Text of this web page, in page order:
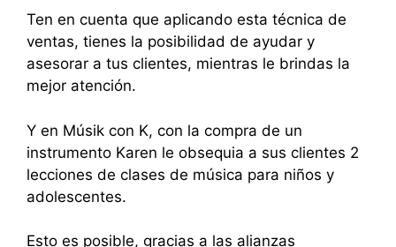
Ten en cuenta que aplicando esta técnica de
ventas, tienes la posibilidad de ayudar y
asesorar a tus clientes, mientras le brindas la
mejor atención.
Y en Músik con K, con la compra de un
instrumento Karen le obsequia a sus clientes 2
lecciones de clases de música para niños y
adolescentes.
Esto es posible, gracias a las alianzas